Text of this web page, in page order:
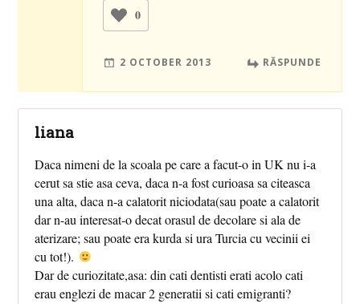
0
2 OCTOBER 2013 RĂSPUNDE
liana
Daca nimeni de la scoala pe care a facut-o in UK nu i-a
cerut sa stie asa ceva, daca n-a fost curioasa sa citeasca
una alta, daca n-a calatorit niciodata(sau poate a calatorit
dar n-au interesat-o decat orasul de decolare si ala de
aterizare; sau poate era kurda si ura Turcia cu vecinii ei
cu tot!).
Dar de curiozitate,asa: din cati dentisti erati acolo cati
erau englezi de macar 2 generatii si cati emigranti?